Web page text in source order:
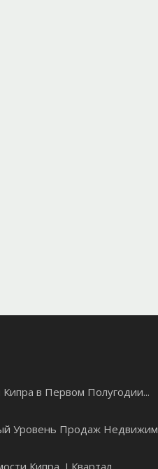
в Первом Полугодии...
Уровень Продаж
Кипра, I Квартал...